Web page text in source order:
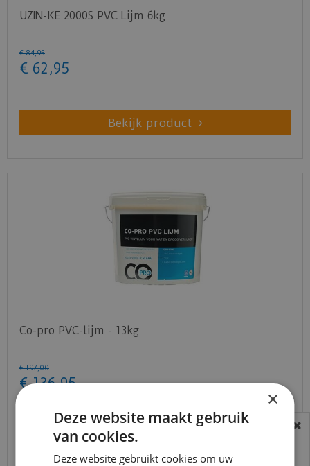
UZIN-KE 2000S PVC Lijm 6kg
€ 84,95
€ 62 ,95
Bekijk product
Co-pro PVC-lijm - 13kg
€ 197,00
€ 136,95
Bekijk product
BEREIKBAARHEID
In verband met de vakantie periode zijn wij
×
Deze website maakt gebruik
van cookies.
Deze website gebruikt cookies om uw